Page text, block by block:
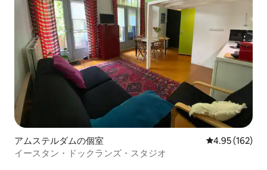
アムステルダムの個室 レビュー162
4.95 (162)
イースタン・ドックランズ・スタジオ